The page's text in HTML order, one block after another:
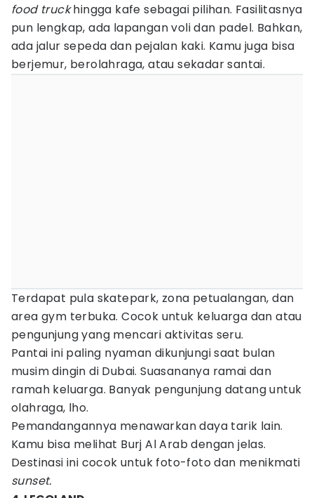
food truckhingga kafe sebagai pilihan. Fasilitasnya
pun lengkap, ada lapangan voli dan padel. Bahkan,
ada jalur sepeda dan pejalan kaki. Kamu juga bisa
berjemur, berolahraga, atau sekadar santai.
Terdapat pula skatepark, zona petualangan, dan
area gym terbuka. Cocok untuk keluarga dan atau
pengunjung yang mencari aktivitas seru.
Pantai ini paling nyaman dikunjungi saat bulan
musim dingin di Dubai. Suasananya ramai dan
ramah keluarga. Banyak pengunjung datang untuk
olahraga, lho.
Pemandangannya menawarkan daya tarik lain.
Kamu bisa melihat Burj Al Arab dengan jelas.
Destinasi ini cocok untuk foto-foto dan menikmati
sunset.